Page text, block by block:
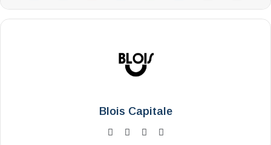
Blois Capitale
WebsiteFacebook
X